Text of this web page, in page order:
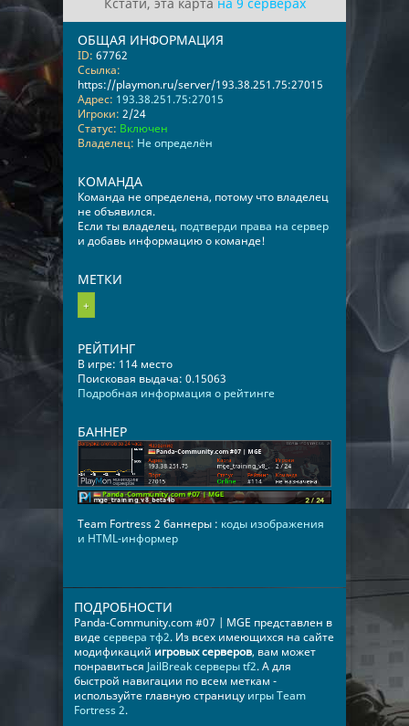
ОБЩАЯ ИНФОРМАЦИЯ
ID: 67762
Ссылка:
https://playmon.ru/server/193.38.251.75:27015
Адрес: 193.38.251.75:27015
Игроки: 2/24
Статус: Включен
Владелец: Не определён
КОМАНДА
Команда не определена, потому что владелец
не объявился.
Если ты владелец, подтверди права на сервер
и добавь информацию о команде!
МЕТКИ
+
РЕЙТИНГ
В игре: 114 место
Поисковая выдача: 0.15063
Подробная информация о рейтинге
БАННЕР
Team Fortress 2 баннеры : коды изображения
и HTML-информер
ПОДРОБНОСТИ
Panda-Community.com #07 | MGE представлен в
видесервера тф2. Из всех имеющихся на сайте
модификаций игровых серверов, вам может
понравиться JailBreak серверы tf2. А для
быстрой навигации по всем меткам -
используйте главную страницу игры Team
Fortress 2.